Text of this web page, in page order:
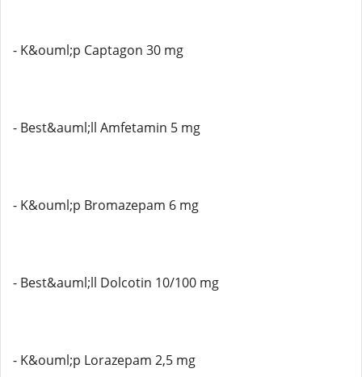
- K&ouml;p Captagon 30 mg
- Best&auml;ll Amfetamin 5 mg
- K&ouml;p Bromazepam 6 mg
- Best&auml;ll Dolcotin 10/100 mg
- K&ouml;p Lorazepam 2,5 mg